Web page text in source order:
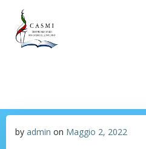
by admin on Maggio 2, 2022